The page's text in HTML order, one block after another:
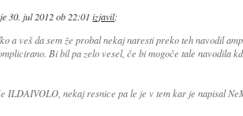
30. jul 2012 ob 22:01 izjavil:
a veš da sem že probal nekaj naresti preko teh navodil
Bi bil pa zelo vesel, če bi mogoče tale navodila
ILDAIVOLO, nekaj resnice pa le je v tem kar je napisal